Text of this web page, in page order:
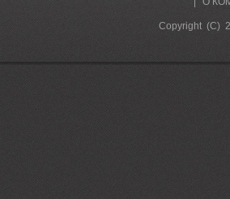
Copyright (C)